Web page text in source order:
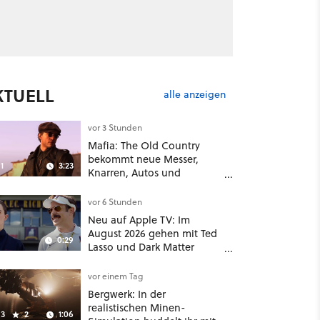
alle anzeigen
3:23
vor 3 Stunden
Mafia: The Old Country
bekommt neue Messer,
Knarren, Autos und
hat mehr dabei als nur
Story
0:29
vor 6 Stunden
Neu auf Apple TV: Im
August 2026 gehen mit Ted
Lasso und Dark Matter
Highlights weiter
2 1:06
vor einem Tag
Bergwerk: In der
realistischen Minen-